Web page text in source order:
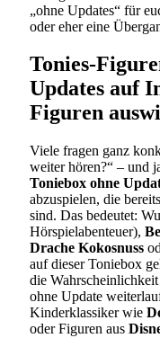
„ohne Updates“ für
oder eher eine
Tonies-
Updates auf
Figuren
Viele fragen ganz
weiter hören?“ – und
Toniebox ohne
abzuspielen, die
sind. Das bedeutet:
Hörspielabenteuer),
Drache Kokosnuss
auf dieser Toniebox
die
ohne Update
Kinderklassiker wie
oder Figuren aus